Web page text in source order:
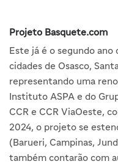
Projeto Basquete.com
Este já é o segundo
cidades de Osasco,
representando uma
Instituto ASPA e do
CCR e CCR ViaOeste,
2024, o projeto se
(Barueri, Campinas,
também contarão com